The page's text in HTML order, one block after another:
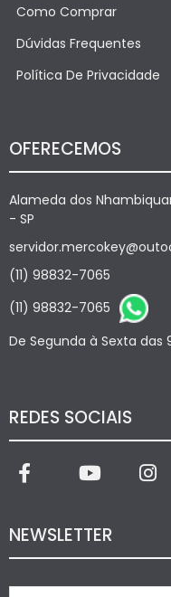
Como Comprar
Dúvidas Frequentes
Política De Privacidade
OFERECEMOS
Alameda dos
- SP
(11) 98832-7065
(11) 98832-7065
De Segunda à Sexta das
REDES SOCIAIS
NEWSLETTER